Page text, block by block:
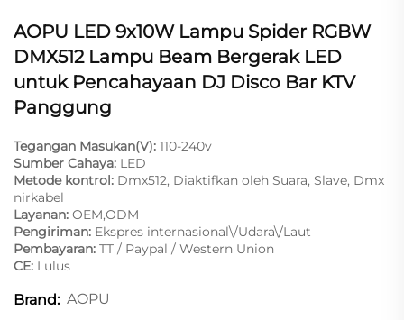
AOPU LED 9x10W Lampu Spider RGBW
DMX512 Lampu Beam Bergerak LED
untuk Pencahayaan DJ Disco Bar KTV
Panggung
Tegangan Masukan(V): 110-240v
Sumber Cahaya: LED
Metode kontrol: Dmx512, Diaktifkan oleh Suara, Slave, Dmx
nirkabel
Layanan: OEM,ODM
Pengiriman: Ekspres internasional\/Udara\/Laut
Pembayaran: TT / Paypal / Western Union
CE: Lulus
Brand: AOPU